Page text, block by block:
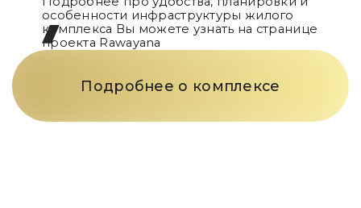
особенности инфраструктуры жилого
комплекса Вы можете узнать на странице
проекта Rawayana
Подробнее о комплексе